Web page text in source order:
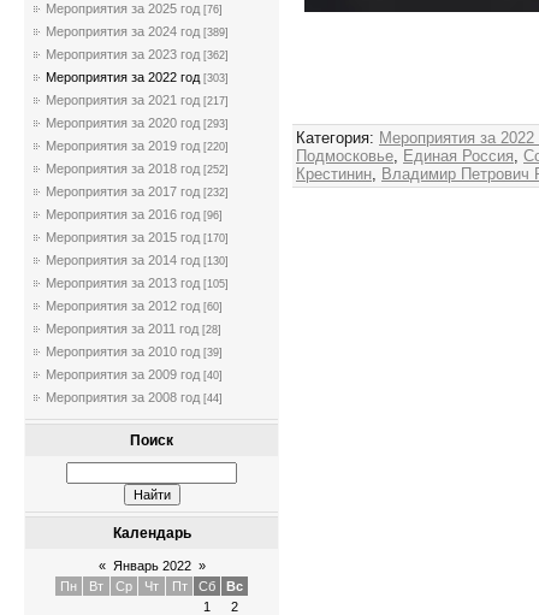
Мероприятия за 2025 год [76]
Мероприятия за 2024 год [389]
Мероприятия за 2023 год [362]
Мероприятия за 2022 год [303]
Мероприятия за 2021 год [217]
Мероприятия за 2020 год [293]
Мероприятия за 2019 год [220]
Мероприятия за 2018 год [252]
Мероприятия за 2017 год [232]
Мероприятия за 2016 год [96]
Мероприятия за 2015 год [170]
Мероприятия за 2014 год [130]
Мероприятия за 2013 год [105]
Мероприятия за 2012 год [60]
Мероприятия за 2011 год [28]
Мероприятия за 2010 год [39]
Мероприятия за 2009 год [40]
Мероприятия за 2008 год [44]
Поиск
Календарь
« Январь 2022 »
Пн
Вт Ср Чт Пт Сб
Вс
1
2
Категория: Мероприятия за 2022
Подмосковье Единая Россия
Крестинин Владимир Петрович